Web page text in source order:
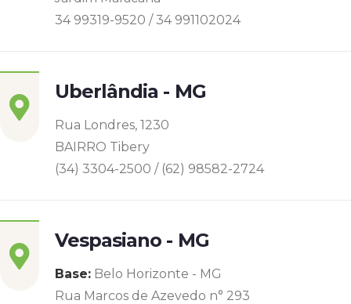
34 99319-9520 / 34 991102024
Uberlândia - MG
Rua Londres, 1230
BAIRRO Tibery
(34) 3304-2500 / (62) 98582-2724
Vespasiano - MG
Base: Belo Horizonte - MG
Rua Marcos de Azevedo n° 293